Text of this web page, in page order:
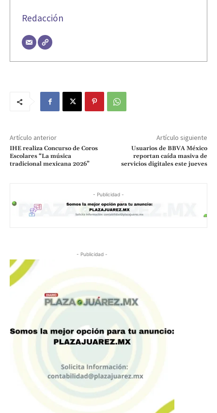
Redacción
Artículo anterior
IHE realiza Concurso de Coros
Escolares “La música
tradicional mexicana 2026”
Artículo siguiente
Usuarios de BBVA México
reportan caída masiva de
servicios digitales este jueves
- Publicidad -
- Publicidad -